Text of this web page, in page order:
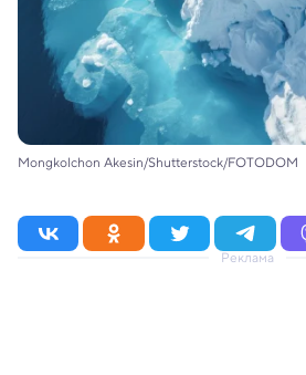
Mongkolchon Akesin/Shutterstock/FOTODOM
Реклама